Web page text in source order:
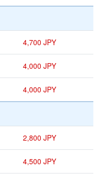
4,700 JPY
4,000 JPY
4,000 JPY
2,800 JPY
4,500 JPY